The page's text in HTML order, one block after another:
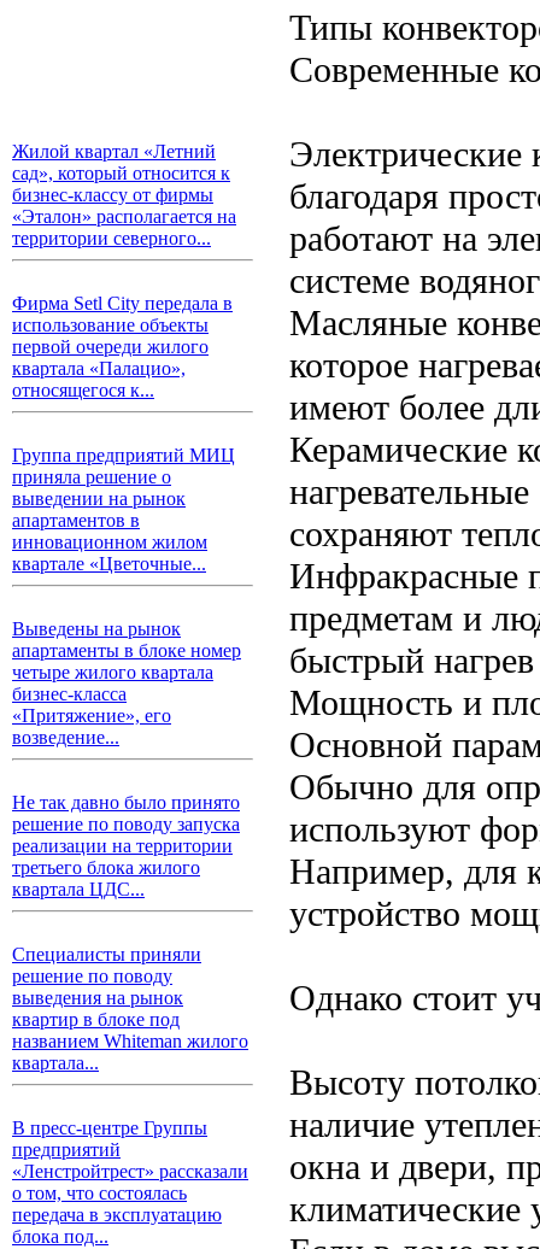
Жилой квартал «Летний
сад», который относится к
бизнес-классу от фирмы
«Эталон» располагается на
территории северного...
Фирма Setl City передала в
использование объекты
первой очереди жилого
квартала «Палацио»,
относящегося к...
Группа предприятий МИЦ
приняла решение о
выведении на рынок
апартаментов в
инновационном жилом
квартале «Цветочные...
Выведены на рынок
апартаменты в блоке номер
четыре жилого квартала
бизнес-класса
«Притяжение», его
возведение...
Не так давно было принято
решение по поводу запуска
реализации на территории
третьего блока жилого
квартала ЦДС...
Специалисты приняли
решение по поводу
выведения на рынок
квартир в блоке под
названием Whiteman жилого
квартала...
В пресс-центре Группы
предприятий
«Ленстройтрест» рассказали
о том, что состоялась
передача в эксплуатацию
блока под...
Типы
Современные
благодаря
работают на
системе
Масляные
которое
имеют более
Керамические
сохраняют
Инфракрасные
предметам и
быстрый
Мощность и
Основной
Обычно для
используют
Например, для
устройство
Однако стоит
Высоту
наличие
окна и двери,
климатические